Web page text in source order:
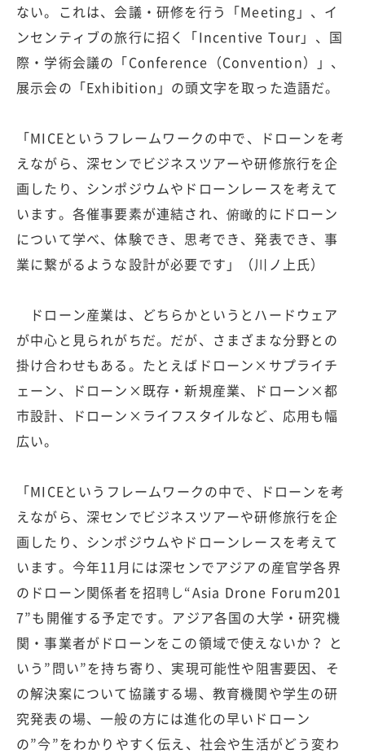
ない。これは、会議・研修を行う「Meeting」、イ
ンセンティブの旅行に招く「Incentive Tour」、国
際・学術会議の「Conference（Convention）」、
展示会の「Exhibition」の頭文字を取った造語だ。
「MICEというフレームワークの中で、ドローンを考
えながら、深センでビジネスツアーや研修旅行を企
画したり、シンポジウムやドローンレースを考えて
います。各催事要素が連結され、俯瞰的にドローン
について学べ、体験でき、思考でき、発表でき、事
業に繋がるような設計が必要です」（川ノ上氏）
ドローン産業は、どちらかというとハードウェア
が中心と見られがちだ。だが、さまざまな分野との
掛け合わせもある。たとえばドローン×サプライチ
ェーン、ドローン×既存・新規産業、ドローン×都
市設計、ドローン×ライフスタイルなど、応用も幅
広い。
「MICEというフレームワークの中で、ドローンを考
えながら、深センでビジネスツアーや研修旅行を企
画したり、シンポジウムやドローンレースを考えて
います。今年11月には深センでアジアの産官学各界
のドローン関係者を招聘し“Asia Drone Forum201
7”も開催する予定です。アジア各国の大学・研究機
関・事業者がドローンをこの領域で使えないか？ と
いう”問い”を持ち寄り、実現可能性や阻害要因、そ
の解決案について協議する場、教育機関や学生の研
究発表の場、一般の方には進化の早いドローン
の”今”をわかりやすく伝え、社会や生活がどう変わ